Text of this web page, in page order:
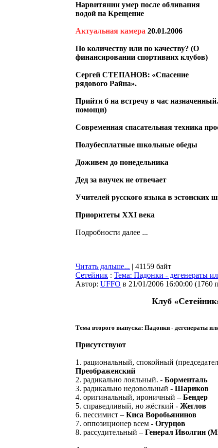
Нарвитянин умер после обливания
водой на Крещение
Актуальная камера 20.01.2006
По количеству или по качеству? (О
финансировании спортивних клубов)
Сергей СТЕПАНОВ: «Спасение
рядового Райна».
Прийти б на встречу в час
помощи)
Современная спасательная техника
Полубесплатные школьные обеды
Доживем до понедельника
Дед за внучек не отвечает
Учителей русского языка в эстонских
Приоритеты ХХI века
Подробности далее ...
Читать дальше... | 41159 байт
Сетейник : Тема: Падонки - дегенераты
Автор: UFFO в 21/01/2006 16:00:00 (1760
Клуб
Тема второго выпуска: Падонки - дегенераты
Присутствуют
1. рациональный, спокойный
Преображенский
2. радикально лояльный. - Борменталь
3. радикально недовольный - Шариков
4. оригинальный, ироничный – Бендер
5. справедливый, но жёсткий - Жеглов
6. пессимист – Киса Воробьянинов
7. оппозиционер всем - Огурцов
8. рассудительный – Генерал Иволгин